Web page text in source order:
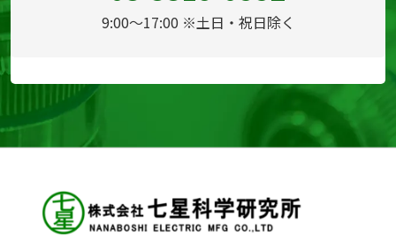
9:00～17:00 ※土日・祝日除く